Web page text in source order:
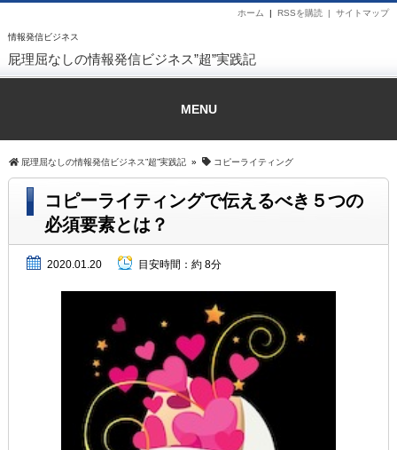
情報発信ビジネス
サイトマップ
RSSを購読 |
ホーム |
屁理屈なしの情報発信ビジネス”超”実践記
MENU
屁理屈なしの情報発信ビジネス”超”実践記 » コピーライティング
コピーライティングで伝えるべき５つの
必須要素とは？
2020.01.20 目安時間： 約 8分